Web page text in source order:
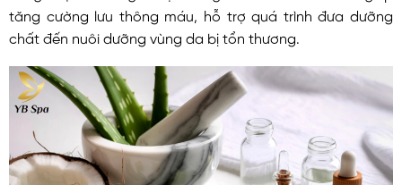
tăng cường lưu thông máu, hỗ trợ quá trình đưa dưỡng
chất đến nuôi dưỡng vùng da bị tổn thương.